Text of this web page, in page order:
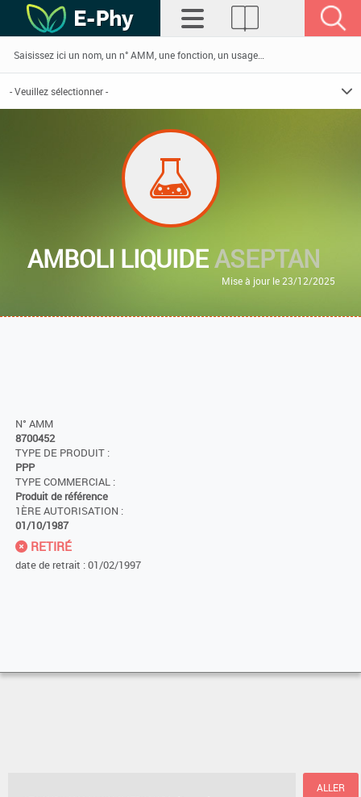
AMBOLI LIQUIDEASEPTAN
Mise à jour le 23/12/2025
N° AMM
8700452
TYPE DE PRODUIT :
PPP
TYPE COMMERCIAL :
Produit de référence
1ÈRE AUTORISATION :
01/10/1987
RETIRÉ
date de retrait : 01/02/1997
ALLER